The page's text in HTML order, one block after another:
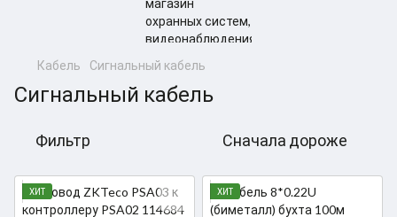
Кабель Сигнальный кабель
Сигнальный кабель
Фильтр Сначала дороже
ХИТ ХИТ